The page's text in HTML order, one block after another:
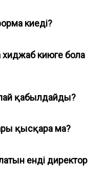
киеді?
киюге бола
қабылдайды?
қысқара ма?
енді директор